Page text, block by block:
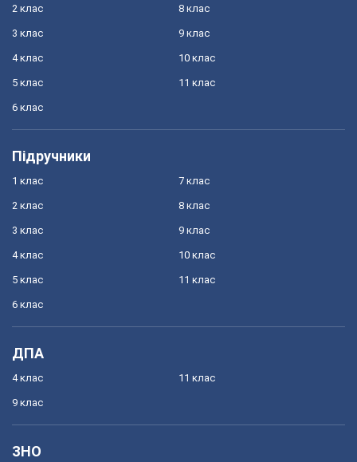
2 клас
3 клас
4 клас
5 клас
6 клас
8 клас
9 клас
10 клас
11 клас
Підручники
1 клас
2 клас
3 клас
4 клас
5 клас
6 клас
7 клас
8 клас
9 клас
10 клас
11 клас
ДПА
4 клас
9 клас
11 клас
ЗНО